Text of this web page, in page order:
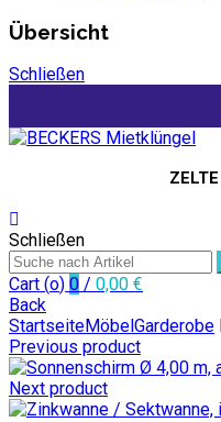
Übersicht
Schließen
ZELTE
Schließen
Cart (o) 0 / 0,00 €
Back
StartseiteMöbel Garderobe
Previous product
Next product